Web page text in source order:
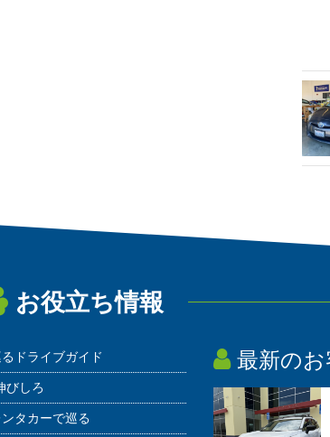
お役立ち情報
ドライブガイド
びしろ
タカーで巡る
最新のお